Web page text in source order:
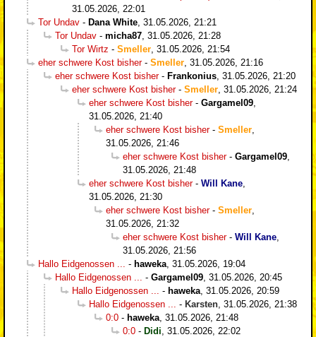
31.05.2026, 22:01
Tor Undav - Dana White 31.05.2026, 21:21
Tor Undav - micha87 31.05.2026, 21:28
Tor Wirtz - Smeller 31.05.2026, 21:54
eher schwere Kost bisher- Smeller 31.05.2026, 21:16
eher schwere Kost bisher- Frankonius 31.05.2026, 21:20
eher schwere Kost bisher- Smeller 31.05.2026, 21:24
eher schwere Kost bisher- Gargamel09
31.05.2026, 21:40
eher schwere Kost bisher- Smeller
31.05.2026, 21:46
eher schwere Kost bisher- Gargamel09
31.05.2026, 21:48
eher schwere Kost bisher- Will Kane
31.05.2026, 21:30
eher schwere Kost bisher- Smeller
31.05.2026, 21:32
eher schwere Kost bisher- Will Kane
31.05.2026, 21:56
Hallo Eidgenossen ...
- haweka 31.05.2026, 19:04
Hallo Eidgenossen ...
- Gargamel09 31.05.2026, 20:45
Hallo Eidgenossen ...
- haweka 31.05.2026, 20:59
Hallo Eidgenossen ...
- Karsten 31.05.2026, 21:38
0:0 - haweka 31.05.2026, 21:48
0:0 - Didi 31.05.2026, 22:02